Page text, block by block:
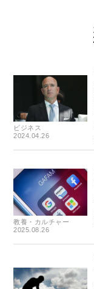
ビジネス
2024.04.26
教養・カルチャー
2025.08.26